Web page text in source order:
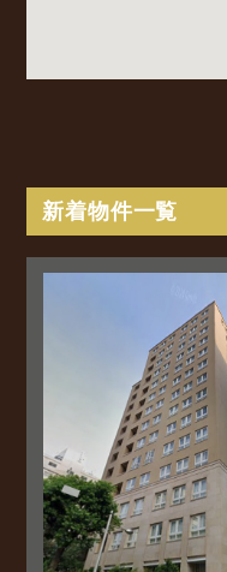
新着物件一覧